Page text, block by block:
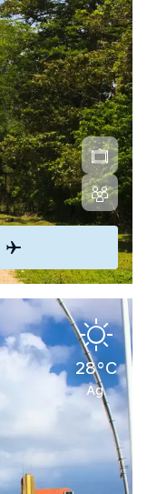
28°C
Ag.